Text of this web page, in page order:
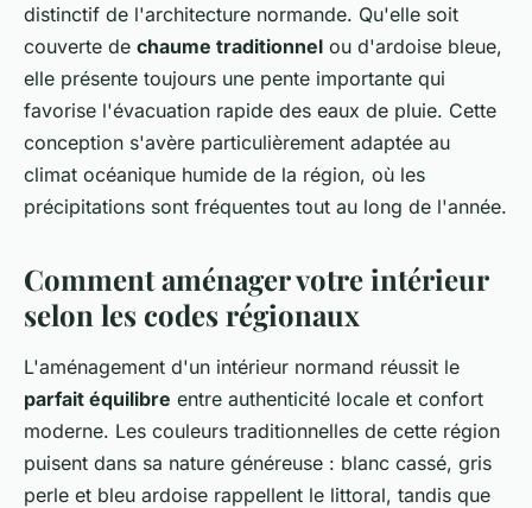
distinctif de l'architecture normande. Qu'elle soit
couverte de chaume traditionnel ou d'ardoise bleue,
elle présente toujours une pente importante qui
favorise l'évacuation rapide des eaux de pluie. Cette
conception s'avère particulièrement adaptée au
climat océanique humide de la région, où les
précipitations sont fréquentes tout au long de l'année.
Comment aménager votre intérieur
selon les codes régionaux
L'aménagement d'un intérieur normand réussit le
parfait équilibre entre authenticité locale et confort
moderne. Les couleurs traditionnelles de cette région
puisent dans sa nature généreuse : blanc cassé, gris
perle et bleu ardoise rappellent le littoral, tandis que